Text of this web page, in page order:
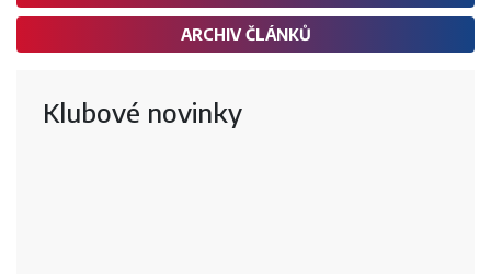
ARCHIV ČLÁNKŮ
Klubové novinky